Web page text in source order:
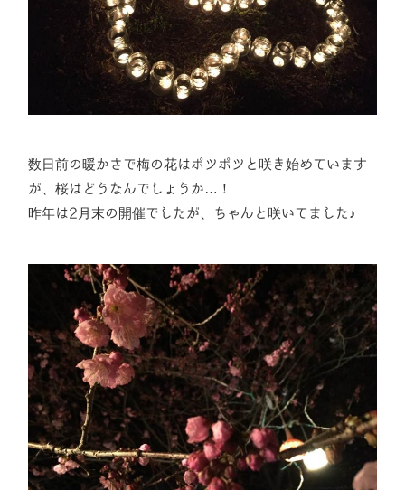
数日前の暖かさで梅の花はポツポツと咲き始めています
が、桜はどうなんでしょうか…！
昨年は2月末の開催でしたが、ちゃんと咲いてました♪